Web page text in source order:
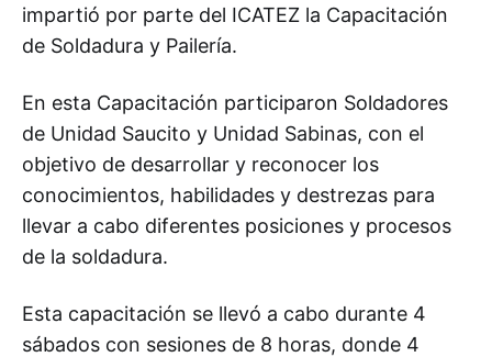
impartió por parte del ICATEZ la Capacitación
de Soldadura y Pailería.
En esta Capacitación participaron Soldadores
de Unidad Saucito y Unidad Sabinas, con el
objetivo de desarrollar y reconocer los
conocimientos, habilidades y destrezas para
llevar a cabo diferentes posiciones y procesos
de la soldadura.
Esta capacitación se llevó a cabo durante 4
sábados con sesiones de 8 horas, donde 4